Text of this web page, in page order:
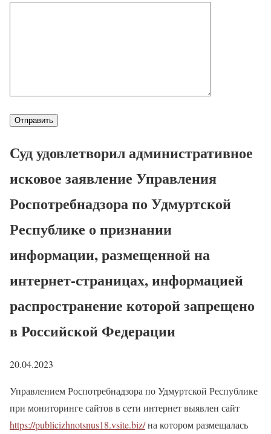
Суд удовлетворил административное
исковое заявление Управления
Роспотребнадзора по Удмуртской
Республике о признании
информации, размещенной на
интернет-страницах, информацией
распространение которой запрещено
в Российской Федерации
20.04.2023
Управлением Роспотребнадзора по Удмуртской Республике
при мониторинге сайтов в сети интернет выявлен сайт
https://publicizhnotsnus18.vsite.biz/на котором размещалась